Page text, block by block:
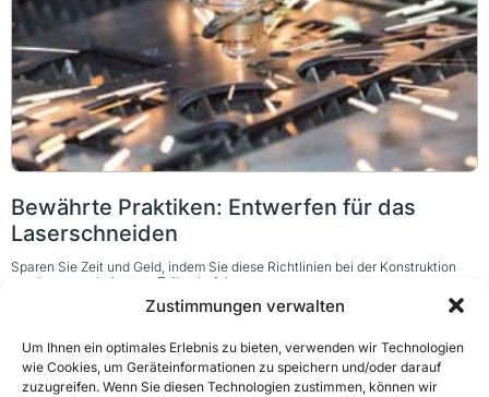
Zustimmungen verwalten
Um Ihnen ein optimales Erlebnis zu bieten, verwenden wir Technologien
wie Cookies, um Geräteinformationen zu speichern und/oder darauf
zuzugreifen. Wenn Sie diesen Technologien zustimmen, können wir
Bewährte Praktiken: Entwerfen für das
Laserschneiden
Sparen Sie Zeit und Geld, indem Sie diese Richtlinien bei der Konstruktion
von lasergeschnittenen Teilen befolgen.